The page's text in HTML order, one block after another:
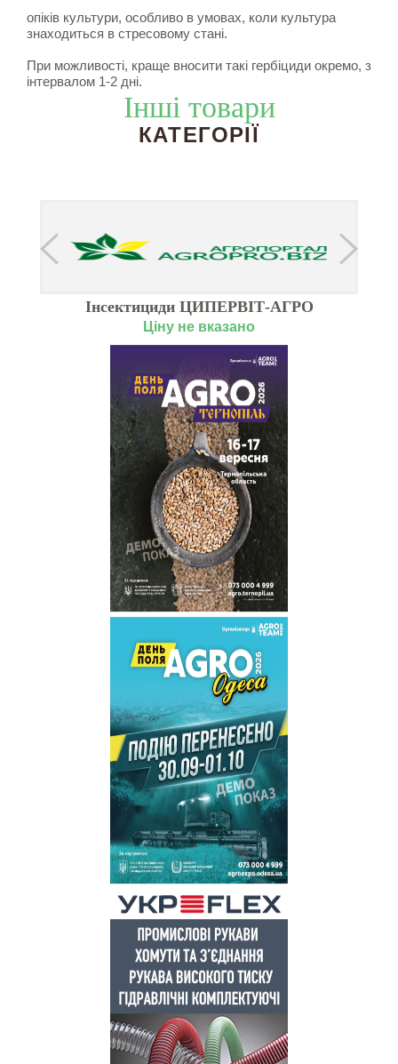
опіків культури, особливо в умовах, коли культура
знаходиться в стресовому стані.
При можливості, краще вносити такі гербіциди окремо, з
інтервалом 1-2 дні.
Інші товари
КАТЕГОРІЇ
Інсектициди ЦИПЕРВІТ-АГРО
Ціну не вказано